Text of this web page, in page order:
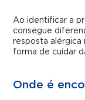
Ao identificar a
consegue
resposta alérgica
forma de cuidar
Onde é